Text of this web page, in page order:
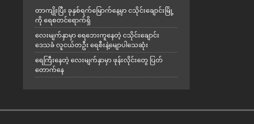
တာကျိုးပြီး ခုနှစ်ရက်မြောက်နေ့မှာ ငသိုင်းချောင်းမြို့
ကို ရေစတင်ရောက်ရှိ
လေးမျက်နှာမှာ ရေဘေးကူနေတဲ့ ငသိုင်းချောင်း
ဒေသခံ လူငယ်တဦး ရေစီးနဲ့မျောပါသေဆုံး
ရေကြီးနေတဲ့ လေးမျက်နှာမှာ ဖုန်းလိုင်းတွေ ပြတ်
တောက်နေ